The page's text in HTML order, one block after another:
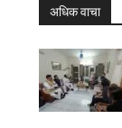
अधिक वाचा